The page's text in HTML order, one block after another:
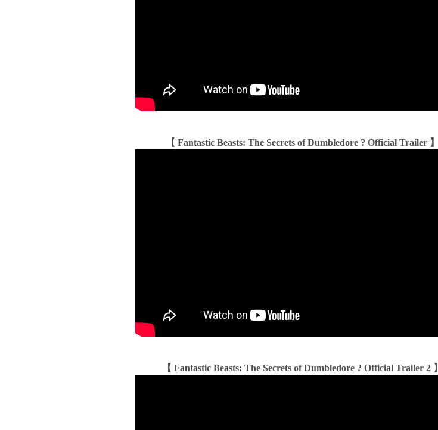
【 Fantastic Beasts: The Secrets of Dumbledore ? Official Trailer 】
【 Fantastic Beasts: The Secrets of Dumbledore ? Official Trailer 2 】